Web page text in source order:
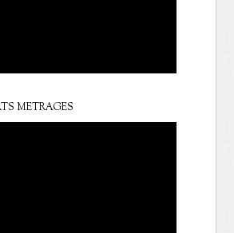
METRAGES